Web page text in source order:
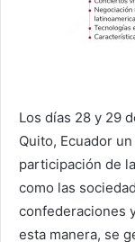
Los días 28 y 29
Quito, Ecuador
participación de
como las
confederaciones
esta manera, se